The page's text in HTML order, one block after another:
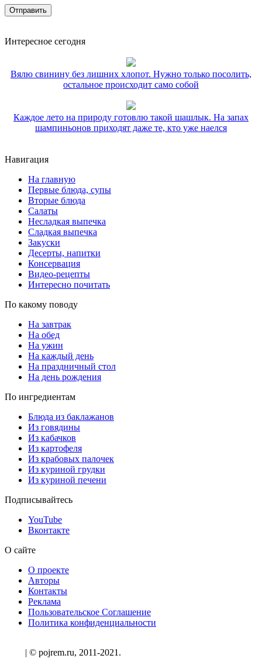
Интересное сегодня
Вялю свинину без лишних хлопот. Нужно только посолить,
остальное происходит само собой
Каждое лето на природу готовлю такой шашлык. На запах
шампиньонов приходят даже те, кто уже наелся
Навигация
На главную
Первые блюда, супы
Вторые блюда
Салаты
Несладкая выпечка
Сладкая выпечка
Закуски
Десерты, напитки
Консервация
Видео-рецепты
Интересно почитать
По какому поводу
На завтрак
На обед
На ужин
На каждый день
На праздничный стол
На день рождения
По ингредиентам
Блюда из баклажанов
Из говядины
Из кабачков
Из картофеля
Из крабовых палочек
Из куриной грудки
Из куриной печени
Подписывайтесь
YouTube
Вконтакте
О сайте
О проекте
Авторы
Контакты
Реклама
Пользовательское Соглашение
Политика конфиденциальности
| © pojrem.ru, 2011-2021.